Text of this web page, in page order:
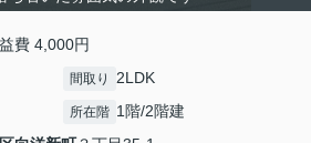
費 4,000円
間取り 2LDK
所在階 1階/2階建